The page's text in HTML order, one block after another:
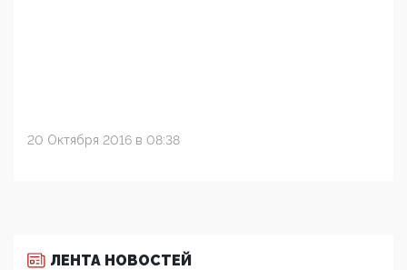
20 Октября 2016 в 08:38
ЛЕНТА НОВОСТЕЙ